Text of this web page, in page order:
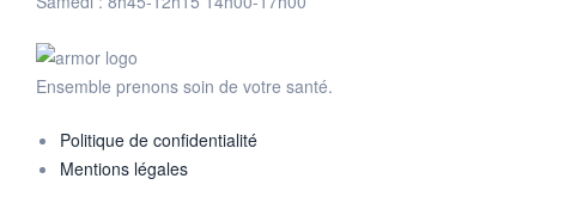
Ensemble prenons soin de votre santé.
Politique de confidentialité
Mentions légales